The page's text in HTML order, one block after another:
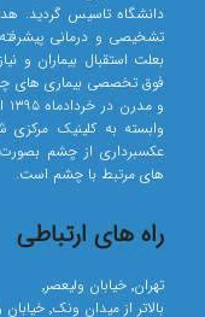
دانشگاه تاسیس گردید.
تشخیصی و درمانی
بعلت استقبال بیماران و
فوق تخصصی بیماری های
وابسته به کلینیک
عکسبرداری از چشم
های مرتبط با چشم است.
راه های ارتباطی
تهران٬ خیابان ولیعصر٬
بالاتر از میدان ونک٬ خیابان والی نژاد٬ پلاک ۲۶